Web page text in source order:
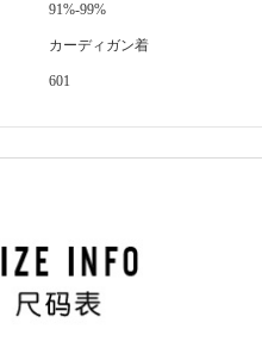
91%-99%
カーディガン着
601